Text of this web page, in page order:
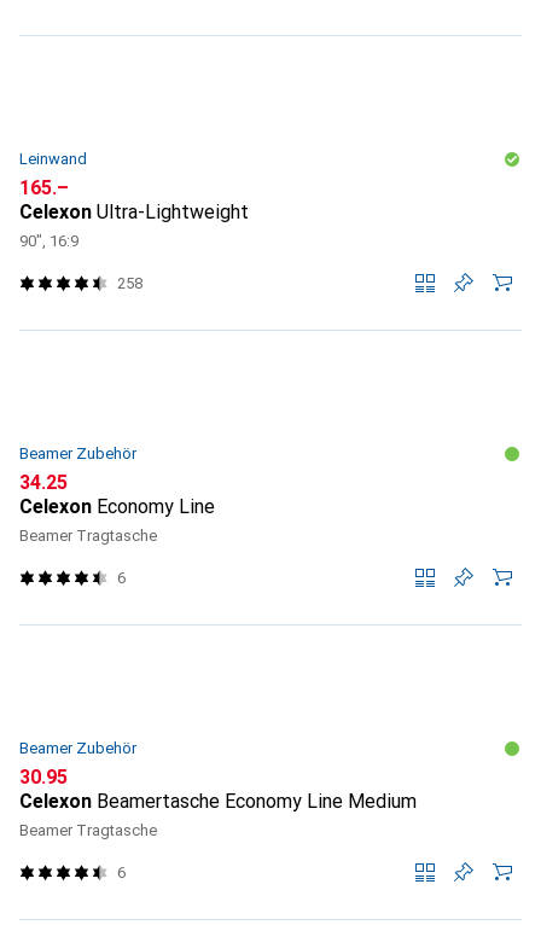
Leinwand
CHF
165.–
Celexon Ultra-Lightweight
90", 16:9
258
Beamer Zubehör
CHF
34.25
Celexon Economy Line
Beamer Tragtasche
6
Beamer Zubehör
CHF
30.95
Celexon Beamertasche Economy Line Medium
Beamer Tragtasche
6